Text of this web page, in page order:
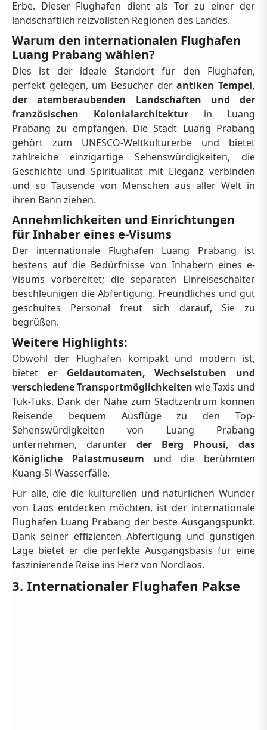
Erbe. Dieser Flughafen dient als Tor zu einer der
landschaftlich reizvollsten Regionen des Landes.
Warum den internationalen Flughafen
Luang Prabang wählen?
Dies ist der ideale Standort für den Flughafen,
perfekt gelegen, um Besucher derantiken Tempel,
der atemberaubenden Landschaften und der
französischen Kolonialarchitektur in Luang
Prabang zu empfangen. Die Stadt Luang Prabang
gehört zum UNESCO-Weltkulturerbe und bietet
zahlreiche einzigartige Sehenswürdigkeiten, die
Geschichte und Spiritualität mit Eleganz verbinden
und so Tausende von Menschen aus aller Welt in
ihren Bann ziehen.
Annehmlichkeiten und Einrichtungen
für Inhaber eines e-Visums
Der internationale Flughafen Luang Prabang ist
bestens auf die Bedürfnisse von Inhabern eines e-
Visums vorbereitet; die separaten Einreiseschalter
beschleunigen die Abfertigung. Freundliches und gut
geschultes Personal freut sich darauf, Sie zu
begrüßen.
Weitere Highlights:
Obwohl der Flughafen kompakt und modern ist,
bietet er Geldautomaten, Wechselstuben und
verschiedene Transportmöglichkeiten wie Taxis und
Tuk-Tuks. Dank der Nähe zum Stadtzentrum können
Reisende bequem Ausflüge zu den Top-
Sehenswürdigkeiten von Luang Prabang
unternehmen, darunter der Berg Phousi, das
Königliche Palastmuseum und die berühmten
Kuang-Si-Wasserfälle.
Für alle, die die kulturellen und natürlichen Wunder
von Laos entdecken möchten, ist der internationale
Flughafen Luang Prabang der beste Ausgangspunkt.
Dank seiner effizienten Abfertigung und günstigen
Lage bietet er die perfekte Ausgangsbasis für eine
faszinierende Reise ins Herz von Nordlaos.
3. Internationaler Flughafen Pakse